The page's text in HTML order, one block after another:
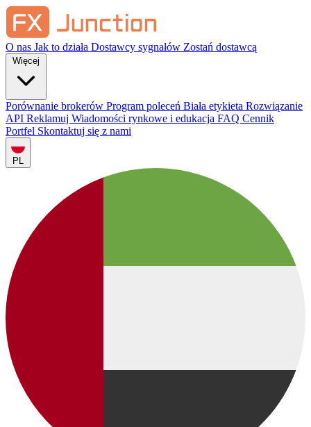
O nas Jak to działa Dostawcy sygnałów Zostań dostawcą
Porównanie brokerów Program poleceń Biała etykieta Rozwiązanie
API Reklamuj Wiadomości rynkowe i edukacja FAQ Cennik
Portfel Skontaktuj się z nami
PL